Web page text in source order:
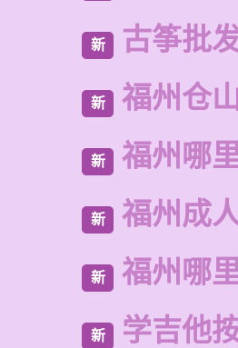
新 古筝批
新 福州仓
新 福州哪
新 福州成
新 福州哪
新 学吉他